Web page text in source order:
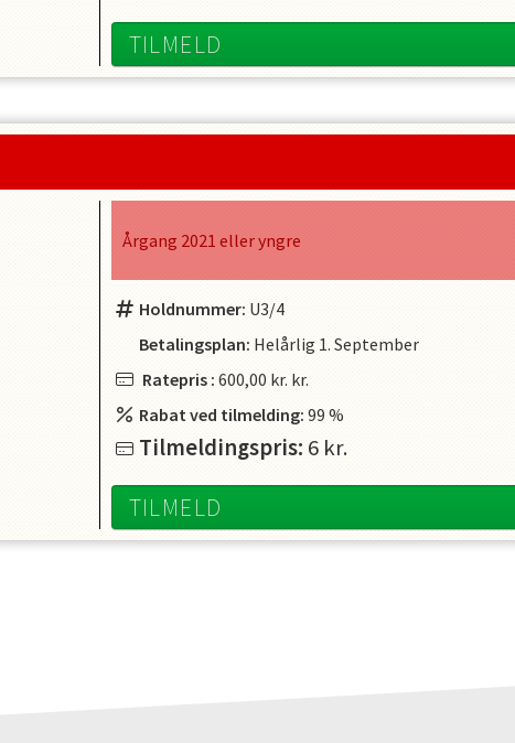
TILMELD
Årgang 2021 eller yngre
Holdnummer: U3/4
Betalingsplan: Helårlig 1. September
Ratepris : 600,00 kr. kr.
Rabat ved tilmelding: 99 %
Tilmeldingspris: 6 kr.
TILMELD